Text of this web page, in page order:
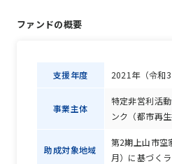
ファンドの概要
支援年度 2021年（令和3
事業主体
特定非営利活
ンク（都市再生
助成対象地域
第2期上山市空
月）に基づく